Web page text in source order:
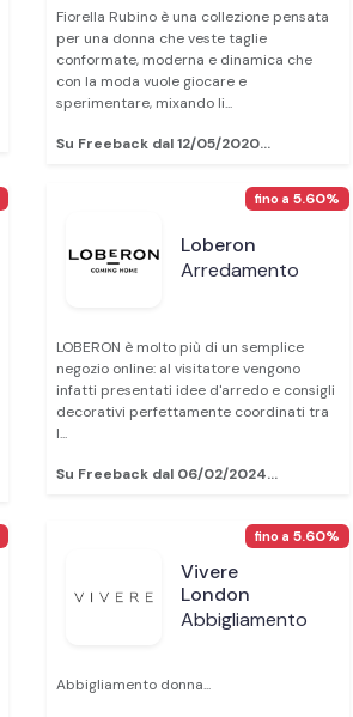
Fiorella Rubino è una collezione pensata
per una donna che veste taglie
conformate, moderna e dinamica che
con la moda vuole giocare e
sperimentare, mixando li...
Su Freeback dal 12/05/2020...
Loberon
Arredamento
LOBERON è molto più di un semplice
negozio online: al visitatore vengono
infatti presentati idee d'arredo e consigli
decorativi perfettamente coordinati tra
l...
Su Freeback dal 06/02/2024...
fino a 5.60%
Vivere
London
Abbigliamento
Abbigliamento donna...
fino a 5.60%